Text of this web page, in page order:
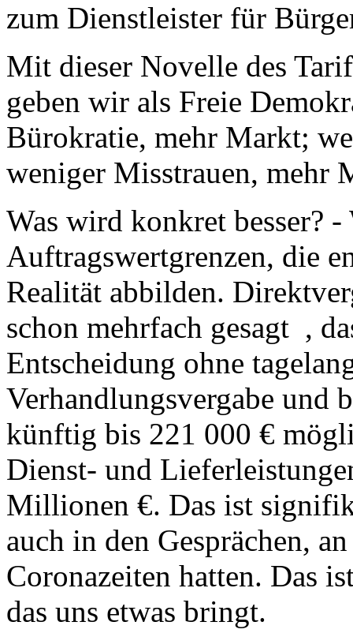
zum Dienstleister für
Mit dieser Novelle des
geben wir als Freie
Bürokratie, mehr Markt;
weniger Misstrauen, mehr
Was wird konkret besser?
Auftragswertgrenzen, die
Realität abbilden.
schon mehrfach gesagt ,
Entscheidung ohne
Verhandlungsvergabe und
künftig bis 221 000 €
Dienst- und
Millionen €. Das ist
auch in den Gesprächen,
Coronazeiten hatten. Das
das uns etwas bringt.